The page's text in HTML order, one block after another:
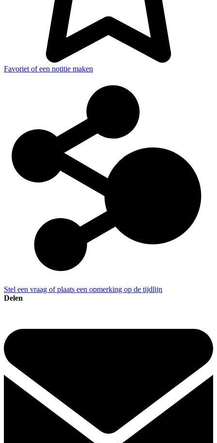
Favoriet of een notitie maken
Stel een vraag of plaats een opmerking op de tijdlijn
Delen